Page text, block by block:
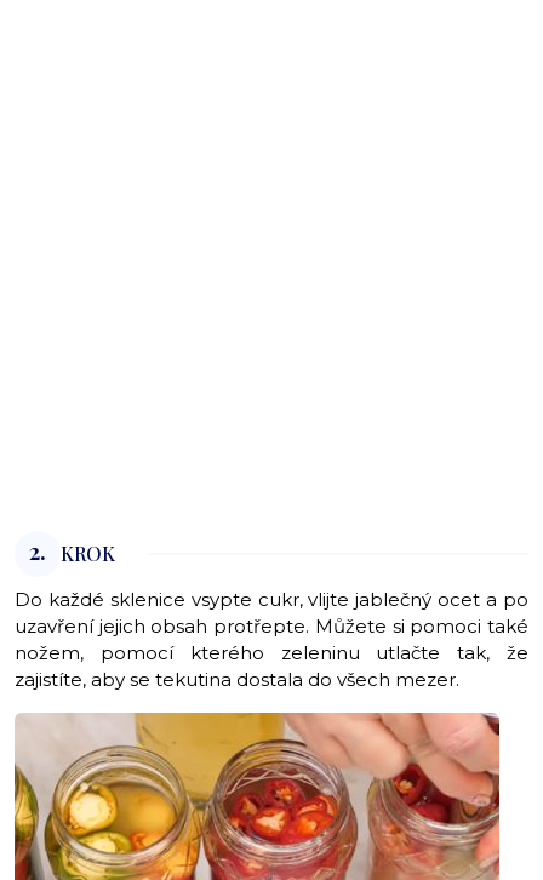
2. KROK
Do každé sklenice vsypte cukr, vlijte jablečný ocet a po
uzavření jejich obsah protřepte. Můžete si pomoci také
nožem, pomocí kterého zeleninu utlačte tak, že
zajistíte, aby se tekutina dostala do všech mezer.